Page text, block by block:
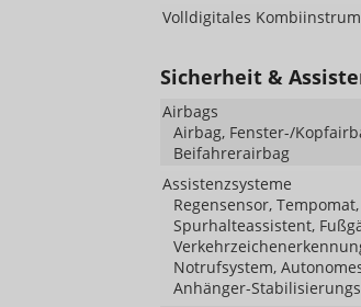
Volldigitales
Sicherheit &
Airbags
Airbag, Fenster-/
Beifahrerairbag
Assistenzsysteme
Regensensor,
Spurhalteassistent,
Notrufsystem,
Anhänger-